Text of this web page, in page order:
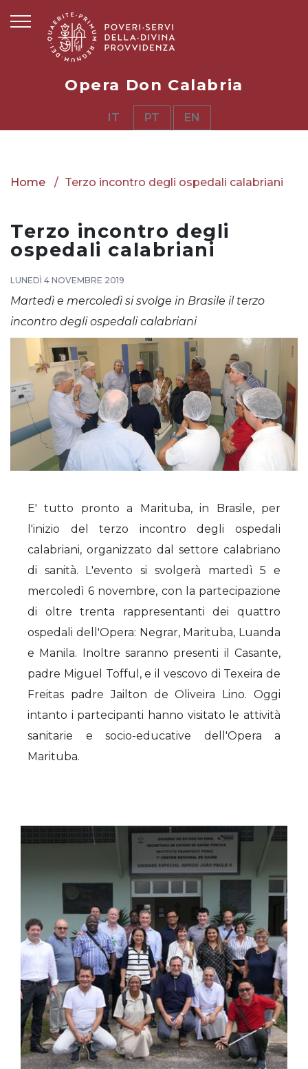
Opera Don Calabria
IT PT EN
Home Terzo incontro degli ospedali calabriani
Terzo incontro degli
ospedali calabriani
LUNEDÌ 4 NOVEMBRE 2019
Martedì e mercoledì si svolge in Brasile il terzo
incontro degli ospedali calabriani
E' tutto pronto a Marituba, in Brasile, per
l'inizio del terzo incontro degli ospedali
calabriani, organizzato dal settore calabriano
di sanità. L'evento si svolgerà martedì 5 e
mercoledì 6 novembre, con la partecipazione
di oltre trenta rappresentanti dei quattro
ospedali dell'Opera: Negrar, Marituba, Luanda
e Manila. Inoltre saranno presenti il Casante,
padre Miguel Tofful, e il vescovo di Texeira de
Freitas padre Jailton de Oliveira Lino. Oggi
intanto i partecipanti hanno visitato le attività
sanitarie e socio-educative dell'Opera a
Marituba.